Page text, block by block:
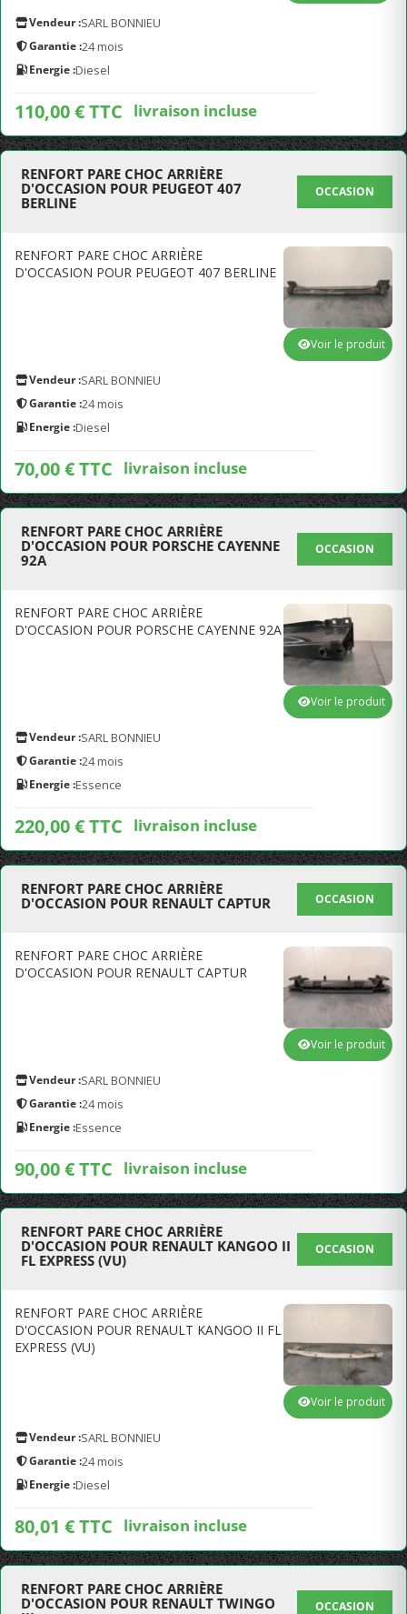
Vendeur :SARL BONNIEU
Garantie :24 mois
Energie :Diesel
110,00 € TTC livraison incluse
RENFORT PARE CHOC ARRIÈRE
D'OCCASION POUR PEUGEOT 407
BERLINE
OCCASION
RENFORT PARE CHOC ARRIÈRE
D'OCCASION POUR PEUGEOT 407 BERLINE
Vendeur :SARL BONNIEU
Garantie :24 mois
Energie :Diesel
70,00 € TTC livraison incluse
Voir le produit
RENFORT PARE CHOC ARRIÈRE
D'OCCASION POUR PORSCHE CAYENNE
92A
OCCASION
RENFORT PARE CHOC ARRIÈRE
D'OCCASION POUR PORSCHE CAYENNE 92A
Vendeur :SARL BONNIEU
Garantie :24 mois
Energie :Essence
220,00 € TTC livraison incluse
Voir le produit
RENFORT PARE CHOC ARRIÈRE
D'OCCASION POUR RENAULT CAPTUR
OCCASION
RENFORT PARE CHOC ARRIÈRE
D'OCCASION POUR RENAULT CAPTUR
Vendeur :SARL BONNIEU
Garantie :24 mois
Energie :Essence
90,00 € TTC livraison incluse
Voir le produit
RENFORT PARE CHOC ARRIÈRE
D'OCCASION POUR RENAULT KANGOO II
FL EXPRESS (VU)
OCCASION
RENFORT PARE CHOC ARRIÈRE
D'OCCASION POUR RENAULT KANGOO II FL
EXPRESS (VU)
Vendeur :SARL BONNIEU
Garantie :24 mois
Energie :Diesel
80,01 € TTC livraison incluse
Voir le produit
RENFORT PARE CHOC ARRIÈRE
D'OCCASION POUR RENAULT TWINGO
OCCASION